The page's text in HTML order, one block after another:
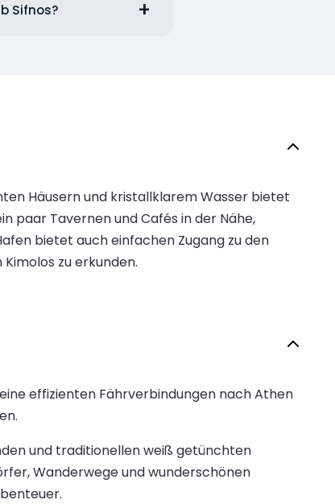
Sifnos?
Häusern und kristallklarem Wasser bietet
paar Tavernen und Cafés in der Nähe,
bietet auch einfachen Zugang zu den
zu erkunden.
effizienten Fährverbindungen nach Athen
und traditionellen weiß getünchten
Wanderwege und wunderschönen